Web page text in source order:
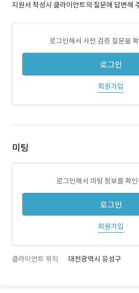
지원서 작성시 클라이언트의 질문에 답변해
로그인해서 사전 검증 질문을
로그인
회원가입
미팅
로그인해서 미팅 정보를 확
로그인
회원가입
클라이언트 위치 대전광역시 유성구